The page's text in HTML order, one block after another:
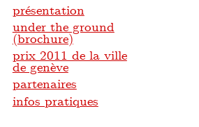
présentation
under the ground
(brochure)
prix 2011 de la ville
de genève
partenaires
infos pratiques